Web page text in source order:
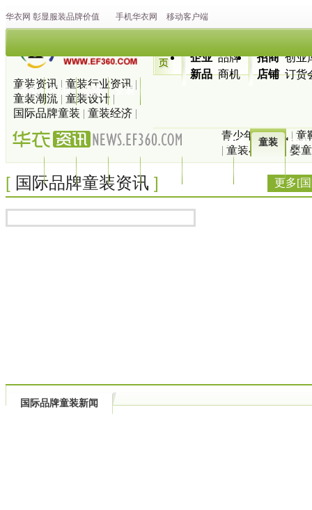
华衣网 彰显服装品牌价值 手机华衣网 移动客户端
企业 品牌
新品 商机
招商 创业
店铺 订货
首页 行业 品牌 女装
男装 童装 内衣
童装资讯 | 童装行业资讯 |
童装潮流 | 童装设计 |
国际品牌童装 | 童装经济 |
青少年装资讯 | 童
| 童装小百科 婴
更多[
[ 国际品牌童装资讯 ]
国际品牌童装新闻